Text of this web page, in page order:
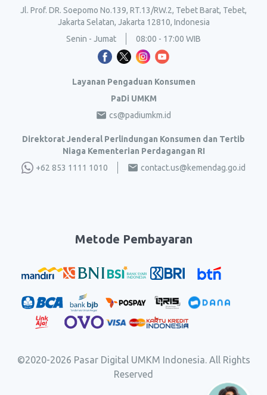
Jl. Prof. DR. Soepomo No.139, RT.13/RW.2, Tebet Barat, Tebet,
Jakarta Selatan, Jakarta 12810, Indonesia
Senin - Jumat
08:00 - 17:00 WIB
Layanan Pengaduan Konsumen
PaDi UMKM
cs@padiumkm.id
Direktorat Jenderal Perlindungan Konsumen dan Tertib
Niaga Kementerian Perdagangan RI
+62 853 1111 1010
contact.us@kemendag.go.id
Metode Pembayaran
©2020-2026 Pasar Digital UMKM Indonesia. All Rights
Reserved